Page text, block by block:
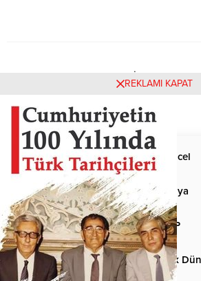
Henüz yorum yapılmamış. İlk yorumu
aracılığıyla siz yapabilirsiniz.
Anasayfa Güncel
Siyaset Dünya
Spor MHP
Kültür-Sanat Türk
REKLAMI KAPAT